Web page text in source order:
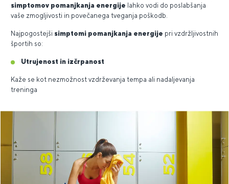
simptomov pomanjkanja energije lahko vodi do poslabšanja
vaše zmogljivosti in povečanega tveganja poškodb.
Najpogostejši simptomi pomanjkanja energije pri vzdržljivostnih
športih so:
Utrujenost in izčrpanost
Kaže se kot nezmožnost vzdrževanja tempa ali nadaljevanja
treninga